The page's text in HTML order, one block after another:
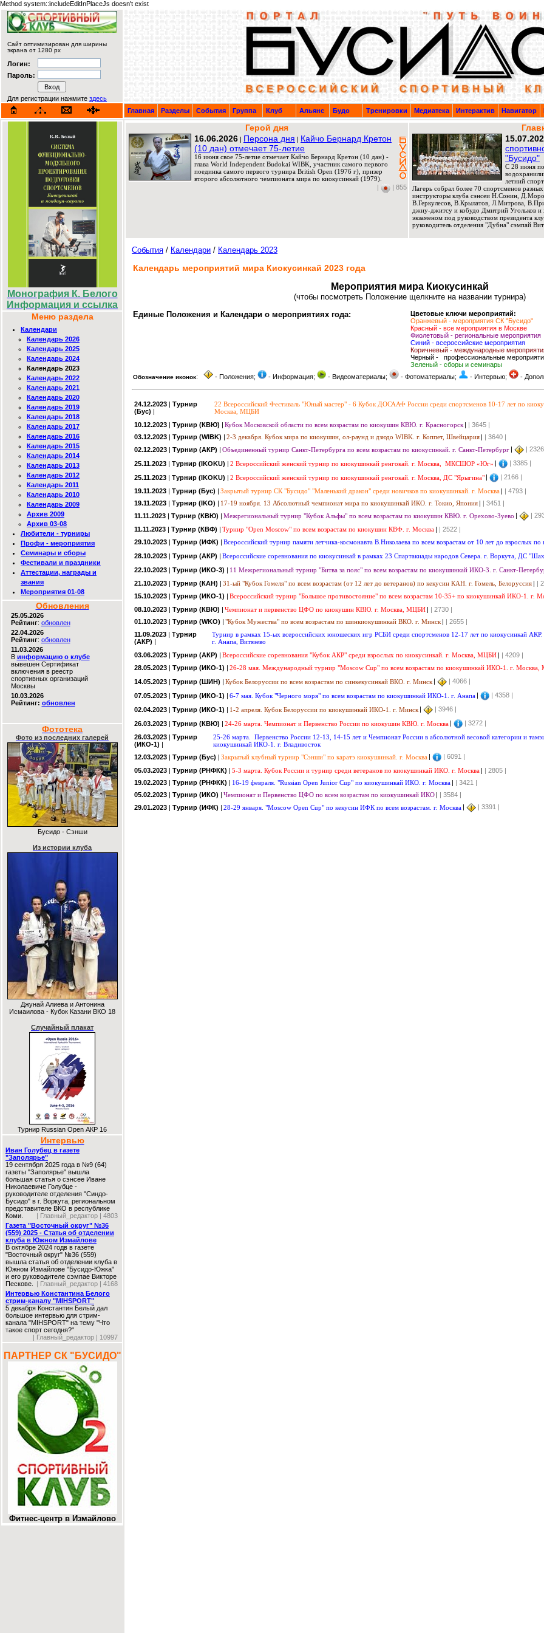
Method system::includeEditInPlaceJs doesn't exist
Сайт оптимизирован для ширины
экрана от 1280 px
Логин:
Пароль:
Для регистрации нажмите здесь
Главная Разделы События Группа Клуб Альянс Будо Тренировки Медиатека Интерактив Навигатор
Монография К. Белого
Информация и ссылка
Меню раздела
Календари
Календарь 2026
Календарь 2025
Календарь 2024
Календарь 2023
Календарь 2022
Календарь 2021
Календарь 2020
Календарь 2019
Календарь 2018
Календарь 2017
Календарь 2016
Календарь 2015
Календарь 2014
Календарь 2013
Календарь 2012
Календарь 2011
Календарь 2010
Календарь 2009
Архив 2009
Архив 03-08
Любители - турниры
Профи - мероприятия
Семинары и сборы
Фестивали и праздники
Аттестации, награды и
звания
Мероприятия 01-08
Обновления
25.05.2026
Рейтинг: обновлен
22.04.2026
Рейтинг: обновлен
11.03.2026
В информацию о клубе
вывешен Сертификат
включения в реестр
спортивных организаций
Москвы
10.03.2026
Рейтинг: обновлен
Фототека
Фото из последних галерей
Бусидо - Сэнши
Из истории клуба
Джунай Алиева и Антонина
Исмаилова - Кубок Казани ВКО 18
Случайный плакат
Турнир Russian Open АКР 16
Интервью
Иван Голубец в газете
"Заполярье"
19 сентября 2025 года в №9 (64)
газеты "Заполярье" вышла
большая статья о сэнсее Иване
Николаевиче Голубце -
руководителе отделения "Синдо-
Бусидо" в г. Воркута, региональном
представителе ВКО в республике
Коми.
| Главный_редактор | 4803
Газета "Восточный округ" №36
(559) 2025 - Статья об отделении
клуба в Южном Измайлове
В октябре 2024 годв в газете
"Восточный округ" №36 (559)
вышла статья об отделении клуба в
Южном Измайлове "Бусидо-Южка"
и его руководителе сэмпае Викторе
Пескове.
| Главный_редактор | 4168
Интервью Константина Белого
стрим-каналу "MIHSPORT"
5 декабря Константин Белый дал
большое интервью для стрим-
канала "MIHSPORT" на тему "Что
такое спорт сегодня?"
| Главный_редактор | 10997
ПАРТНЕР СК "БУСИДО"
Фитнес-центр в Измайлово
Герой дня
16.06.2026 | Персона дня | Кайчо Бернард Кретон
(10 дан) отмечает 75-летие
16 июня свое 75-летие отмечает Кайчо Бернард Кретон (10 дан) -
глава World Independent Budokai WIBK, участник самого первого
поединка самого первого турнира British Open (1976 г), призер
второго абсолютного чемпионата мира по киокусинкай (1979).
|
| 855
"Бусидо"
C 28 июня
летний
Лагерь собрал более 70 спортсменов
инструкторы клуба сэнсеи Н.Сонин,
В.Геркулесов, В.Крылатов, Л.Митрова,
джиу-джитсу и кобудо Дмитрий Угольков и
экзаменом под руководством президента
руководитель отделения "Дубна" сэмпай
События / Календари / Календарь 2023
Календарь мероприятий мира Киокусинкай 2023 года
Мероприятия мира Киокусинкай
(чтобы посмотреть Положение щелкните на названии турнира)
Единые Положения и Календари о мероприятиях года:
Цветовые ключи мероприятий:
Оранжевый - мероприятия СК "Бусидо"
Красный - все мероприятия в Москве
Фиолетовый - региональные мероприятия
Синий - всероссийские мероприятия
Коричневый - международные
Черный -
профессиональные
Зеленый - сборы и семинары
Обозначение иконок: - Положения; - Информация; - Видеоматериалы; - Фотоматериалы; - Интервью; -
24.12.2023 | Турнир
(Бус) |
22 Всероссийский Фестиваль "Юный мастер" - 6 Кубок ДОСААФ России среди спортсменов 10-17 лет по
Москва, МЦБИ
10.12.2023 | Турнир (КВЮ) | Кубок Московской области по всем возрастам по киокушин КВЮ. г. Красногорск | | 3645 |
03.12.2023 | Турнир (WIBK) | 2-3 декабря. Кубок мира по киокушин, ол-раунд и дзюдо WIBK. г. Коппет, Швейцария | | 3640 |
02.12.2023 | Турнир (АКР) | Объединенный турнир Санкт-Петербурга по всем возрастам по киокусинкай. г. Санкт-Петербург | | 2326
25.11.2023 | Турнир (IKOKU) | 2 Всероссийский женский турнир по киокушинкай ренгокай. г. Москва, МКСШОР «Юг» | | 3385 |
25.11.2023 | Турнир (IKOKU) | 2 Всероссийский женский турнир по киокушинкай ренгокай. г. Москва, ДС "Ярыгина" | | 2166 |
19.11.2023 | Турнир (Бус) | Закрытый турнир СК "Бусидо" "Маленький дракон" среди новичков по киокушинкай. г. Москва | | 4793 |
19.11.2023 | Турнир (IKO) | 17-19 ноября. 13 Абсолютный чемпионат мира по киокушинкай ИКО. г. Токио, Япония | | 3451 |
11.11.2023 | Турнир (КВЮ) | Межрегиональный турнир "Кубок Альфы" по всем возрастам по киокушин КВЮ. г. Орехово-Зуево | |
11.11.2023 | Турнир (КВФ) | Турнир "Open Moscow" по всем возрастам по киокушин КВФ. г. Москва | | 2522 |
29.10.2023 | Турнир (ИФК) | Всероссийский турнир памяти летчика-космонавта В.Николаева по всем возрастам от 10 лет до взрослых
28.10.2023 | Турнир (АКР) | Всероссийские соревнования по киокусинкай в рамках 23 Спартакиады народов Севера. г. Воркута, ДС
22.10.2023 | Турнир (ИКО-3) | 11 Межрегиональный турнир "Битва за пояс" по всем возрастам по киокушинкай ИКО-3. г. Санкт-
21.10.2023 | Турнир (КАН) | 31-ый "Кубок Гомеля" по всем возрастам (от 12 лет до ветеранов) по кекусин КАН. г. Гомель, Белоруссия | |
15.10.2023 | Турнир (ИКО-1) | Всероссийский турнир "Большое противостояние" по всем возрастам 10-35+ по киокушинкай ИКО-1. г.
08.10.2023 | Турнир (КВЮ) | Чемпионат и первенство ЦФО по киокушин КВЮ. г. Москва, МЦБИ | | 2730 |
01.10.2023 | Турнир (WKO) | "Кубок Мужества" по всем возрастам по шинкиокушинкай ВКО. г. Минск | | 2655 |
11.09.2023 | Турнир
(АКР) |
Турнир в рамках 15-ых всероссийских юношеских игр РСБИ среди спортсменов 12-17 лет по киокусинкай
г. Анапа, Витязево
03.06.2023 | Турнир (АКР) | Всероссийские соревнования "Кубок АКР" среди взрослых по киокусинкай. г. Москва, МЦБИ | | 4209 |
28.05.2023 | Турнир (ИКО-1) | 26-28 мая. Международный турнир "Moscow Cup" по всем возрастам по киокушинкай ИКО-1. г.
14.05.2023 | Турнир (ШИН) | Кубок Белоруссии по всем возрастам по синкекусинкай ВКО. г. Минск | | 4066 |
07.05.2023 | Турнир (ИКО-1) | 6-7 мая. Кубок "Черного моря" по всем возрастам по киокушинкай ИКО-1. г. Анапа | | 4358 |
02.04.2023 | Турнир (ИКО-1) | 1-2 апреля. Кубок Белоруссии по киокушинкай ИКО-1. г. Минск | | 3946 |
26.03.2023 | Турнир (КВЮ) | 24-26 марта. Чемпионат и Первенство России по киокушин КВЮ. г. Москва | | 3272 |
26.03.2023 | Турнир
(ИКО-1) |
25-26 марта. Первенство России 12-13, 14-15 лет и Чемпионат России в абсолютной весовой категории и
киокушинкай ИКО-1. г. Владивосток
12.03.2023 | Турнир (Бус) | Закрытый клубный турнир "Сэнши" по каратэ киокушинкай. г. Москва | | 6091 |
05.03.2023 | Турнир (РНФКК) | 5-3 марта. Кубок России и турнир среди ветеранов по киокушинкай ИКО. г. Москва | | 2805 |
19.02.2023 | Турнир (РНФКК) | 16-19 февраля. "Russian Open Junior Cup" по киокушинкай ИКО. г. Москва | | 3421 |
05.02.2023 | Турнир (ИКО) | Чемпионат и Первенство ЦФО по всем возрастам по киокушинкай ИКО | | 3584 |
29.01.2023 | Турнир (ИФК) | 28-29 января. "Moscow Open Cup" по кекусин ИФК по всем возрастам. г. Москва | | 3391 |